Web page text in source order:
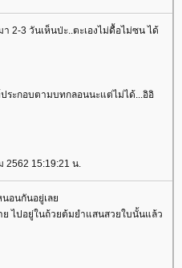
2-3 วันเห็นป่ะ..ตะเองไม่ดื้อไม่ซน ได้
ะกอบตามบทกลอนนะแต่ไม่ได้...อิอิ
2562 15:19:21 น.
นอนกันอยู่เล
ไปอยู่ในถ้วยต้มยำแสนสวยใบนั้นแล้ว